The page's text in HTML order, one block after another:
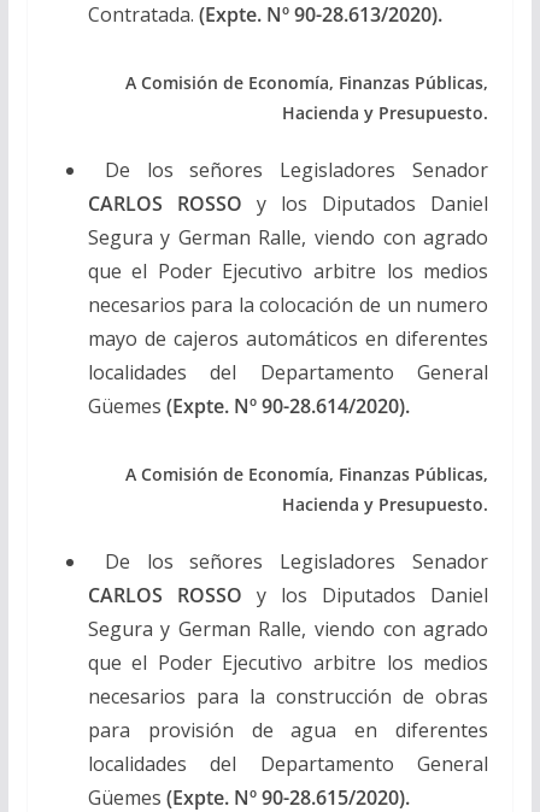
Contratada. (Expte. Nº 90-28.613/2020).
A Comisión de Economía, Finanzas Públicas,
Hacienda y Presupuesto.
De los señores Legisladores Senador
CARLOS ROSSO y los Diputados Daniel
Segura y German Ralle, viendo con agrado
que el Poder Ejecutivo arbitre los medios
necesarios para la colocación de un numero
mayo de cajeros automáticos en diferentes
localidades del Departamento General
Güemes (Expte. Nº 90-28.614/2020).
A Comisión de Economía, Finanzas Públicas,
Hacienda y Presupuesto.
De los señores Legisladores Senador
CARLOS ROSSO y los Diputados Daniel
Segura y German Ralle, viendo con agrado
que el Poder Ejecutivo arbitre los medios
necesarios para la construcción de obras
para provisión de agua en diferentes
localidades del Departamento General
Güemes (Expte. Nº 90-28.615/2020).